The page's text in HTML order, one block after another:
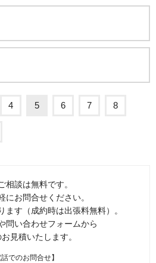
4 5 6 7 8
相談は無料です。
にお問合せください。
ます（成約時は出張料無料）。
問い合わせフォームから
見積いたします。
話でのお問合せ】